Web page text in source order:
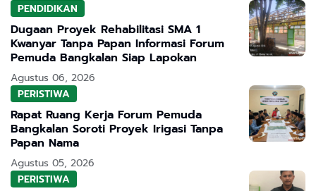
PENDIDIKAN
Dugaan Proyek Rehabilitasi SMA 1
Kwanyar Tanpa Papan Informasi Forum
Pemuda Bangkalan Siap Lapokan
Agustus 06, 2026
PERISTIWA
Rapat Ruang Kerja Forum Pemuda
Bangkalan Soroti Proyek Irigasi Tanpa
Papan Nama
Agustus 05, 2026
PERISTIWA